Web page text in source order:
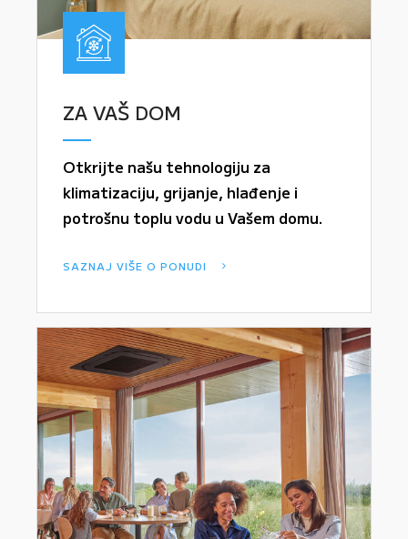
ZA VAŠ DOM
Otkrijte našu tehnologiju za
klimatizaciju, grijanje, hlađenje i
potrošnu toplu vodu u Vašem domu.
SAZNAJ VIŠE O PONUDI